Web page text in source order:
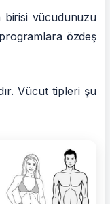
birisi vücudunuzu
programlara özdeş
Vücut tipleri şu